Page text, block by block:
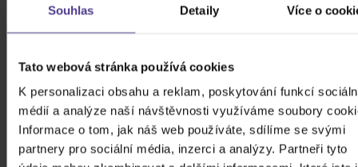
Souhlas Detaily Více o
Tato webová stránka používá cookies
K personalizaci obsahu a reklam, poskytování funkcí
médií a analýze naší návštěvnosti využíváme soubory
Informace o tom, jak náš web používáte, sdílíme se svými
partnery pro sociální média, inzerci a analýzy. Partneři tyto
Cena
Cena od Cena do
Žánr
Značka/Výrobce